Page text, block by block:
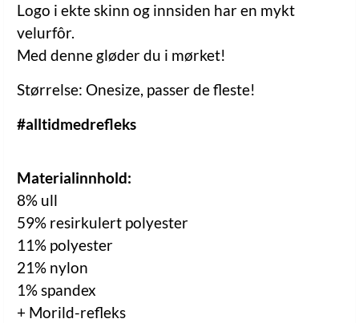
Logo i ekte skinn og innsiden har en mykt
velurfôr.
Med denne gløder du i mørket!
Størrelse: Onesize, passer de fleste!
#alltidmedrefleks
Materialinnhold:
8% ull
59% resirkulert polyester
11% polyester
21% nylon
1% spandex
+ Morild-refleks